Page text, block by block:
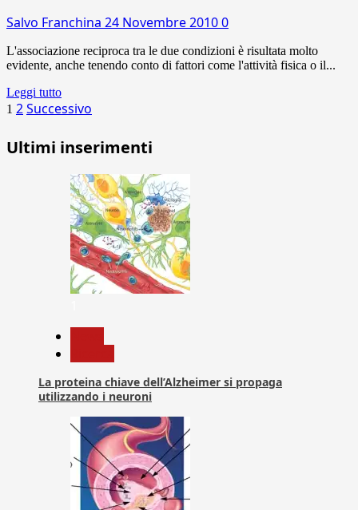
Salvo Franchina 24 Novembre 20100
L'associazione reciproca tra le due condizioni è risultata molto
evidente, anche tenendo conto di fattori come l'attività fisica o il...
Leggi tutto
Paginazione
degli
articoli
1 2Successivo
Ultimi inserimenti
La proteina chiave dell’Alzheimer si propaga
utilizzando i neuroni